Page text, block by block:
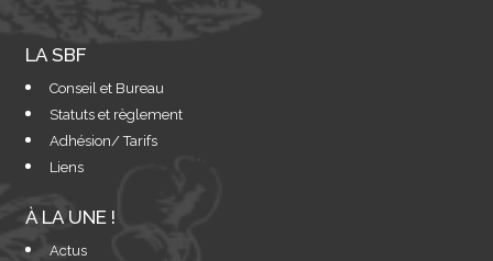
LA SBF
Conseil et Bureau
Statuts et règlement
Adhésion/ Tarifs
Liens
À LA UNE !
Actus